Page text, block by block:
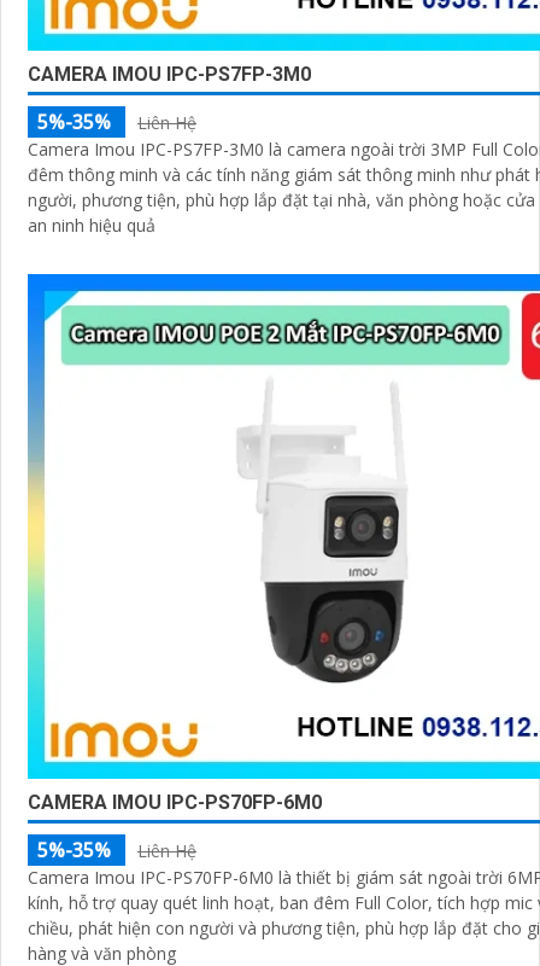
CAMERA IMOU IPC-PS7FP-3M0
5%-35%
Liên Hệ
Camera Imou IPC-PS7FP-3M0 là camera ngoài trời 3MP Full
đêm thông minh và các tính năng giám sát thông minh như phát
người, phương tiện, phù hợp lắp đặt tại nhà, văn phòng hoặc cửa
an ninh hiệu quả
CAMERA IMOU IPC-PS70FP-6M0
5%-35%
Liên Hệ
Camera Imou IPC-PS70FP-6M0 là thiết bị giám sát ngoài trời
kính, hỗ trợ quay quét linh hoạt, ban đêm Full Color, tích hợp mic
chiều, phát hiện con người và phương tiện, phù hợp lắp đặt cho
hàng và văn phòng